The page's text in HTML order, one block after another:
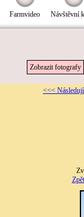
Farmvideo Návštěvní
Zobrazit fotografy
<<<